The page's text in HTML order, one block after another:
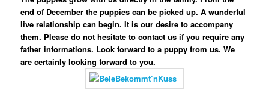
end of December the puppies can be picked up. A wunderful
live relationship can begin. It is our desire to accompany
them. Please do not hesitate to contact us if you require any
father informations. Look forward to a puppy from us. We
are certainly looking forward to you.